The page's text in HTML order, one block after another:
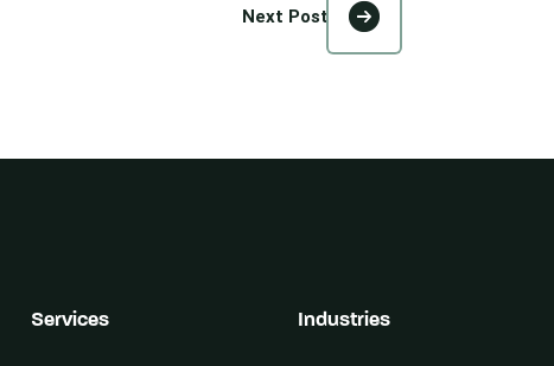
Next Post
Services Industries